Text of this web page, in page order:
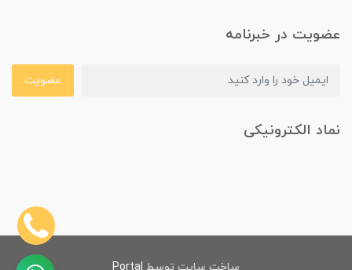
عضویت در خبرنامه
عضویت
نماد الکترونیکی
ساخت سایت توسط Portal